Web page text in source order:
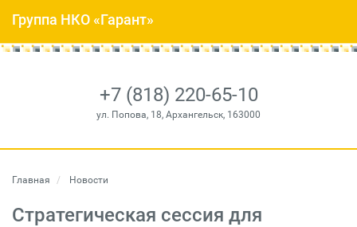
+7 (818) 220-65-10
ул. Попова, 18, Архангельск, 163000
Группа НКО «Гарант»
Главная Новости
Стратегическая сессия для